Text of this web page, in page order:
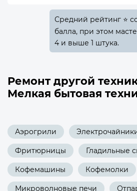
Средний рейтинг ⭐
балла, при этом
4 и выше 1 штука.
Ремонт другой
Мелкая бытовая
Аэрогрили
Фритюрницы Гладильные
Кофемашины Кофемолки
Микроволновые печи